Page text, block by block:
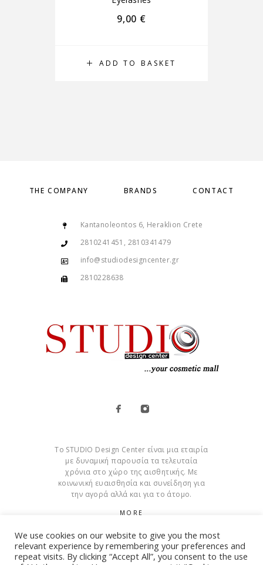
ADD TO BASKET
9,00 €
THE COMPANY BRANDS CONTACT
Kantanoleontos 6, Heraklion Crete
2810241451, 2810341479
info@studiodesigncenter.gr
2810228638
Το STUDIO Design Center είναι μια εταιρία
με δυναμική παρουσία τα τελευταία
χρόνια στο χώρο της αισθητικής. Με
κοινωνική ευαισθησία και συνείδηση για
την αγορά αλλά και για το άτομο.
MORE
Cookies
We use cookies on our website to give you the most
relevant experience by remembering your preferences and
repeat visits. By clicking “Accept All”, you consent to the use